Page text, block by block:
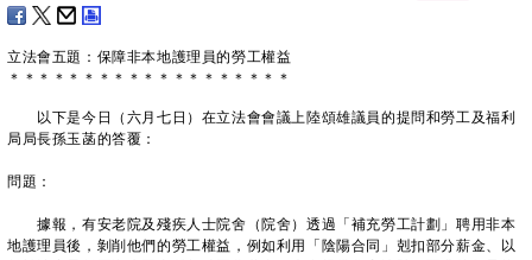
立法會五題：保障非本地護理員的勞工權益
＊ ＊ ＊ ＊ ＊ ＊ ＊ ＊ ＊ ＊ ＊ ＊ ＊ ＊ ＊ ＊ ＊ ＊ ＊
以下是今日（六月七日）在立法會會議上陸頌雄議員的提問和勞工及福利
局局長孫玉菡的答覆：
問題：
據報，有安老院及殘疾人士院舍（院舍）透過「補充勞工計劃」聘用非本
地護理員後，剝削他們的勞工權益，例如利用「陰陽合同」剋扣部分薪金、以